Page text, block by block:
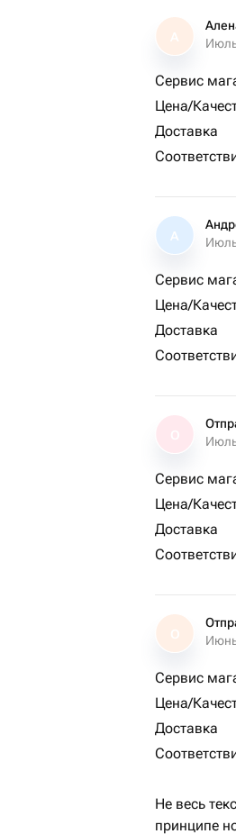
А
Сервис
Цена/
Доставка
А
Сервис
Цена/
Доставка
Сервис
Цена/
Доставка
О
Сервис
Цена/
Доставка
Не весь
принципе